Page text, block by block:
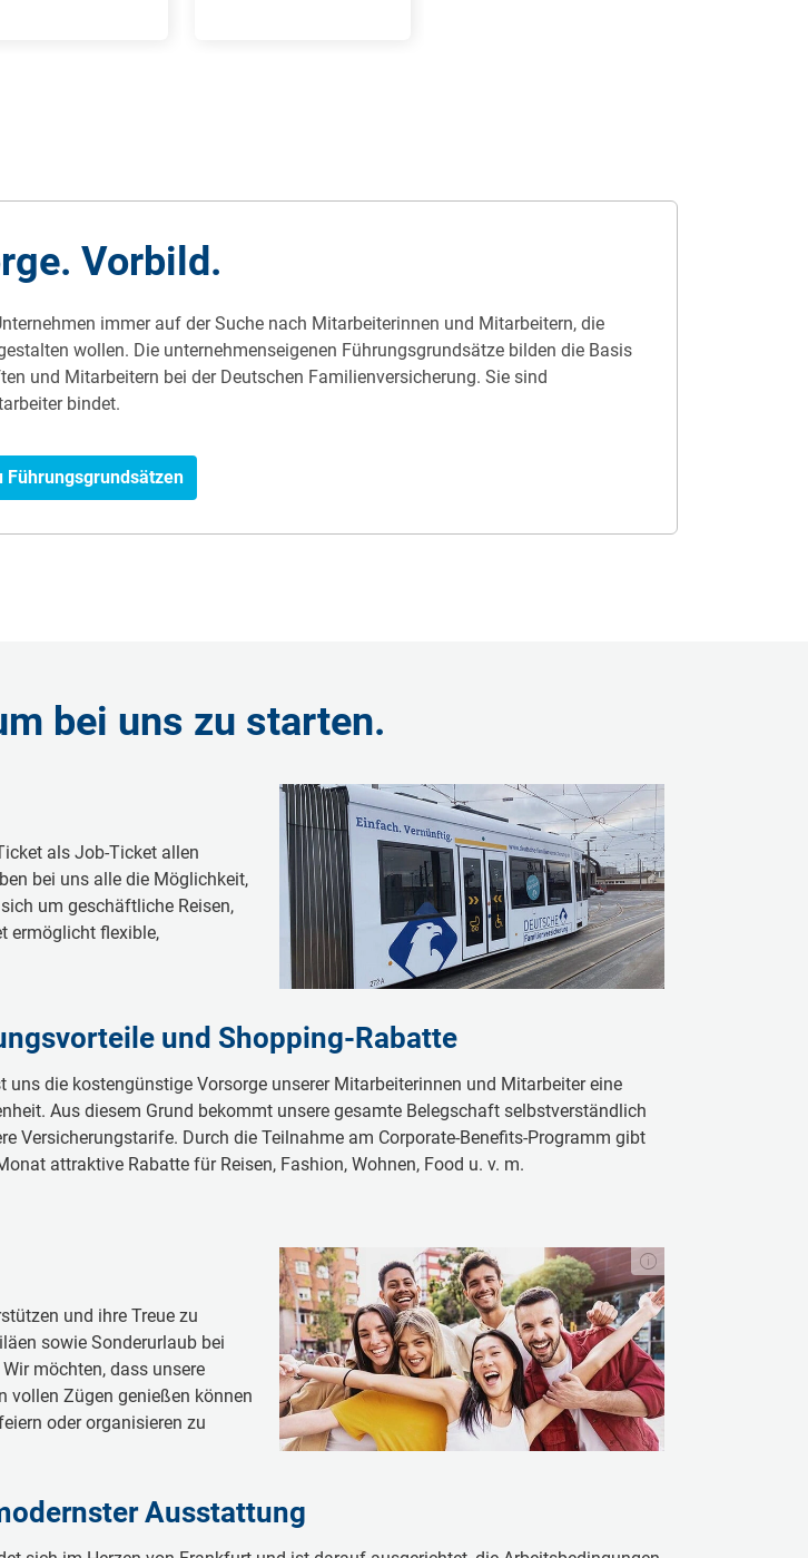
Vorbild.
immer auf der Suche nach Mitarbeiterinnen und Mitarbeitern, die
wollen. Die unternehmenseigenen Führungsgrundsätze bilden die Basis
und Mitarbeitern bei der Deutschen Familienversicherung. Sie sind
bindet.
Führungsgrundsätzen
bei uns zu starten.
als Job-Ticket allen
bei uns alle die Möglichkeit,
um geschäftliche Reisen,
ermöglicht flexible,
und Shopping-Rabatte
uns die kostengünstige Vorsorge unserer Mitarbeiterinnen und Mitarbeiter eine
Aus diesem Grund bekommt unsere gesamte Belegschaft selbstverständlich
Versicherungstarife. Durch die Teilnahme am Corporate-Benefits-Programm gibt
attraktive Rabatte für Reisen, Fashion, Wohnen, Food u. v. m.
und ihre Treue zu
sowie Sonderurlaub bei
möchten, dass unsere
vollen Zügen genießen können
oder organisieren zu
Ausstattung